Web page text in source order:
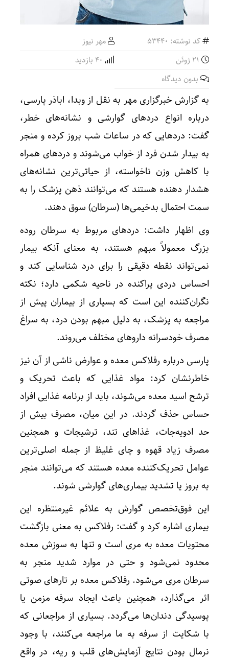
کد نوشته: 53440
مهر نیوز
بدون دیدگاه
به گزارش خبرگزاری مهر به نقل از وبدا، اباذر پارسی،
درباره انواع دردهای گوارشی و نشانه‌های خطر،
گفت: دردهایی که در ساعات شب بروز کرده و منجر
به بیدار شدن فرد از خواب می‌شوند و دردهای همراه
با کاهش وزن ناخواسته، از حیاتی‌ترین نشانه‌های
هشدار دهنده هستند که می‌توانند ذهن پزشک را به
سمت احتمال بدخیمی‌ها (سرطان) سوق دهند.
وی اظهار داشت: دردهای مربوط به سرطان روده
بزرگ معمولاً مبهم هستند، به‌ معنای آنکه بیمار
نمی‌تواند نقطه دقیقی را برای درد شناسایی کند و
احساس دردی پراکنده در ناحیه شکمی دارد؛ نکته
نگران‌کننده این است که بسیاری از بیماران پیش از
مراجعه به پزشک، به دلیل مبهم بودن درد، به سراغ
مصرف خودسرانه داروهای مختلف می‌روند.
پارسی درباره رفلاکس معده و عوارض ناشی از آن نیز
خاطرنشان کرد: مواد غذایی که باعث تحریک و
ترشح اسید معده می‌شوند، باید از برنامه غذایی افراد
حساس حذف گردند. در این میان، مصرف بیش از
حد ادویه‌جات، غذاهای تند، ترشیجات و همچنین
مصرف زیاد قهوه و چای غلیظ از جمله اصلی‌ترین
عوامل تحریک‌کننده معده هستند که می‌توانند منجر
به بروز یا تشدید بیماری‌های گوارشی شوند.
این فوق‌تخصص گوارش به علائم غیرمنتظره این
بیماری اشاره کرد و گفت: رفلاکس به معنی بازگشت
محتویات معده به مری است و تنها به سوزش معده
محدود نمی‌شود و حتی در موارد شدید منجر به
سرطان مری می‌شود. رفلاکس معده بر تارهای صوتی
اثر می‌گذارد، همچنین باعث ایجاد سرفه مزمن یا
پوسیدگی دندان‌ها می‌گردد. بسیاری از مراجعانی که
با شکایت از سرفه به ما مراجعه می‌کنند، با وجود
نرمال بودن نتایج آزمایش‌های قلب و ریه، در واقع